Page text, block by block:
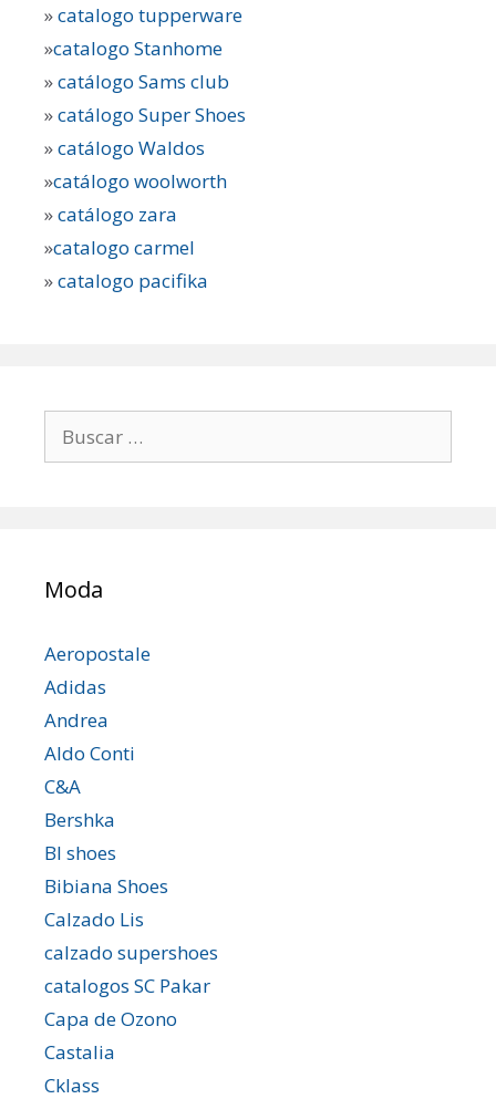
»catalogo tupperware
»catalogo Stanhome
»catálogo Sams club
»catálogo Super Shoes
»catálogo Waldos
»catálogo woolworth
»catálogo zara
»catalogo carmel
»catalogo pacifika
Moda
Aeropostale
Adidas
Andrea
Aldo Conti
C&A
Bershka
Bl shoes
Bibiana Shoes
Calzado Lis
calzado supershoes
catalogos SC Pakar
Capa de Ozono
Castalia
Cklass